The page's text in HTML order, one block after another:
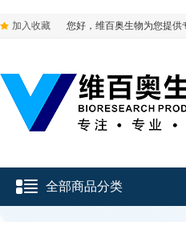
加入收藏 您好，维百奥生物为您提供
全部商品分类